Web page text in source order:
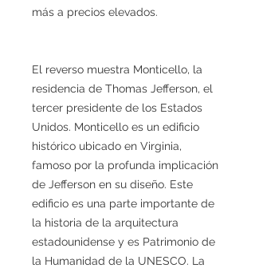
más a precios elevados.
El reverso muestra Monticello, la
residencia de Thomas Jefferson, el
tercer presidente de los Estados
Unidos. Monticello es un edificio
histórico ubicado en Virginia,
famoso por la profunda implicación
de Jefferson en su diseño. Este
edificio es una parte importante de
la historia de la arquitectura
estadounidense y es Patrimonio de
la Humanidad de la UNESCO. La